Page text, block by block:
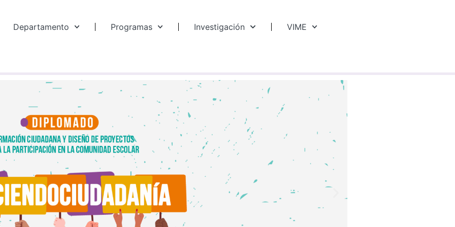
Departamento Programas Investigación VIME